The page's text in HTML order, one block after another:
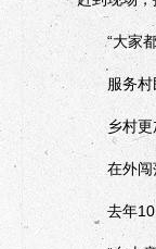
“大家都
服务村民
乡村更加
在外闯荡
去年10月